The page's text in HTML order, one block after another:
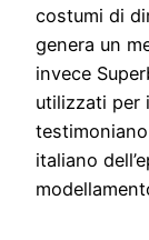
costumi di
genera un
invece
utilizzati per
italiano